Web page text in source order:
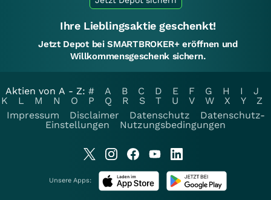
Ihre Lieblingsaktie geschenkt!
Jetzt Depot bei SMARTBROKER+ eröffnen und
Willkommensgeschenk sichern.
Aktien von A - Z: # A B C D E F G H I
J
K
L M N O P Q R S T U V W X Y
Z
Impressum
Disclaimer Datenschutz
Datenschutz-
Einstellungen
Nutzungsbedingungen
Unsere Apps: